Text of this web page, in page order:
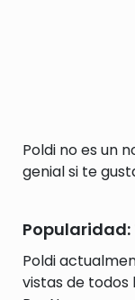
Poldi no es un
genial si te
Poldi
vistas de todos